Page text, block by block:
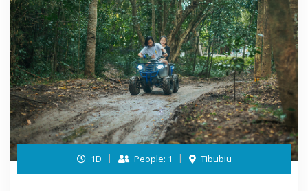
1D People: 1 Tibubiu